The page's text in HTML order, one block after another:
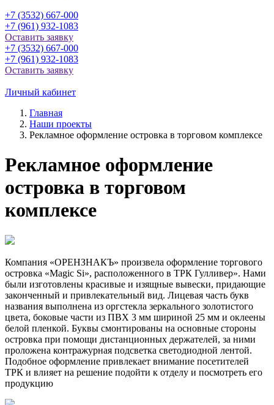
+7 (3532) 667-000
+7 (961) 932-1083
Оставить заявку
+7 (3532) 667-000
+7 (961) 932-1083
Оставить заявку
Личный кабинет
Главная
Наши проекты
Рекламное оформление островка в торговом комплексе
Рекламное оформление
островка в торговом
комплексе
Компания «ОРЕНЗНАКЪ» произвела оформление торгового
островка «Magic Si», расположенного в ТРК Гулливер». Нами
были изготовлены красивые и изящные вывески, придающие
законченный и привлекательный вид. Лицевая часть букв
названия выполнена из оргстекла зеркального золотистого
цвета, боковые части из ПВХ 3 мм шириной 25 мм и оклеены
белой пленкой. Буквы смонтированы на основные стороны
островка при помощи дистанционных держателей, за ними
проложена контражурная подсветка светодиодной лентой.
Подобное оформление привлекает внимание посетителей
ТРК и влияет на решение подойти к отделу и посмотреть его
продукцию